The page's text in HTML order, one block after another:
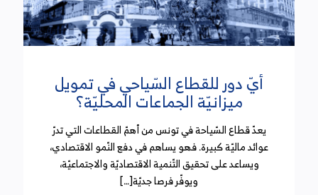
أيّ دور للقطاع السّياحي في تمويل
ميزانيّة الجماعات المحليّة؟
يعدّ قطاع السّياحة في تونس من أهمّ القطاعات التي تدرّ
عوائد ماليّة كبيرة. فهو يساهم في دفع النّمو الاقتصادي،
ويساعد على تحقيق التّنمية الاقتصاديّة والاجتماعيّة،
ويوفّر فرصا جديّة[…]